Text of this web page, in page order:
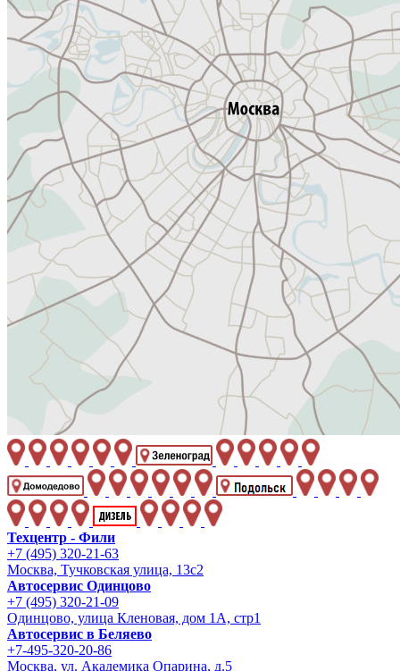
Техцентр - Фили
+7 (495) 320-21-63
Москва, Тучковская улица, 13с2
Автосервис Одинцово
+7 (495) 320-21-09
Одинцово, улица Кленовая, дом 1А, стр1
Автосервис в Беляево
+7-495-320-20-86
Москва, ул. Академика Опарина, д.5